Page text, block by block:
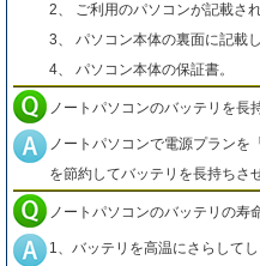
2、 ご利用のパソコンが記載さ
3、 パソコン本体の裏面に記載
4、 パソコン本体の保証書。
ノートパソコンのバッテリを長
ノートパソコンで電源プランを
を節約してバッテリを長持ちさ
ノートパソコンのバッテリの寿
1、バッテリを高温にさらして